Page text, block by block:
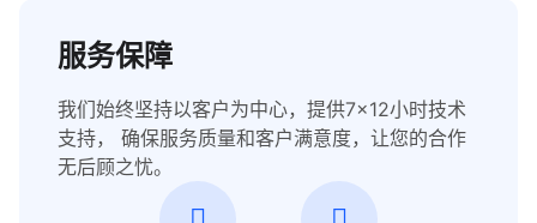
服务保障
我们始终坚持以客户为中心，提供7×12小时技术
支持， 确保服务质量和客户满意度，让您的合作
无后顾之忧。